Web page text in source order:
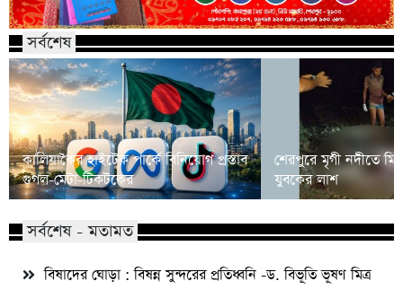
সর্বশেষ
কালিয়াকৈর হাইটেক পার্কে বিনিয়োগ প্রস্তাব
গুগল-মেটা-টিকটকের
শেরপুরে মৃগী নদীতে
যুবকের লাশ
সর্বশেষ - মতামত
বিষাদের ঘোড়া : বিষন্ন সুন্দরের প্রতিধ্বনি -ড. বিভূতি ভূষণ মিত্র